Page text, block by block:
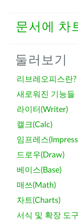
문서에 차
둘러보기
리브레오피스란?
새로워진 기능들
라이터(Writer)
캘크(Calc)
임프레스
드로우(Draw)
베이스(Base)
매쓰(Math)
차트(Charts)
서식 및 확장 도구